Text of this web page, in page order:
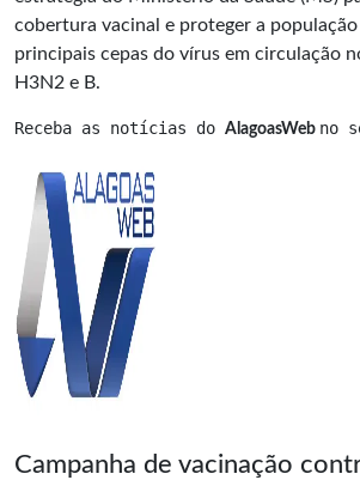
cobertura vacinal e proteger a
principais cepas do vírus em circulação
H3N2 e B.
Receba as notícias do AlagoasWeb no
Campanha de vacinação